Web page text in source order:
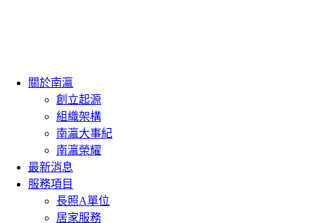
關於南瀛
創立起源
組織架構
南瀛大事紀
南瀛榮耀
最新消息
服務項目
長照A單位
居家服務